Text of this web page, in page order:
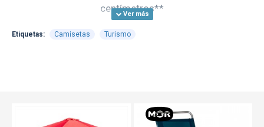
centímetros**
GARANTÍA: ver condiciones generales
Etiquetas: Camisetas Turismo